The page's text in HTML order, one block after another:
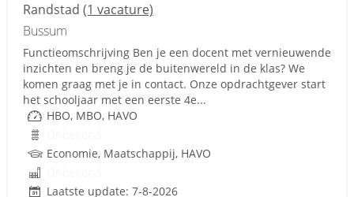
Randstad (1 vacature)
Bussum
Functieomschrijving Ben je een docent met vernieuwende
inzichten en breng je de buitenwereld in de klas? We
komen graag met je in contact. Onze opdrachtgever start
het schooljaar met een eerste 4e...
HBO, MBO, HAVO
Economie, Maatschappij, HAVO
Laatste update: 7-8-2026